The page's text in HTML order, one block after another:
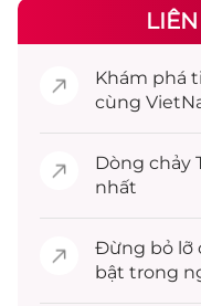
Khám phá
cùng
Dòng chảy
nhất
Đừng bỏ lỡ
bật trong